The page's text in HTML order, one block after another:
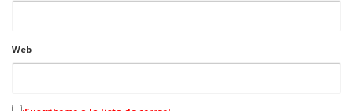
Web